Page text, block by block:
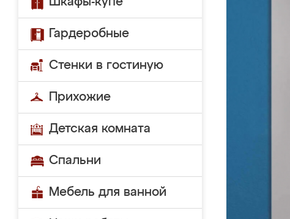
Гардеробные
Стенки в гостиную
Прихожие
Детская комната
Спальни
Мебель для ванной